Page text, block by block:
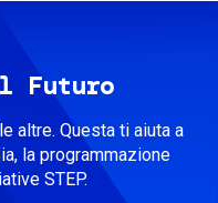
Futuro
altre. Questa ti aiuta a
la programmazione
STEP.